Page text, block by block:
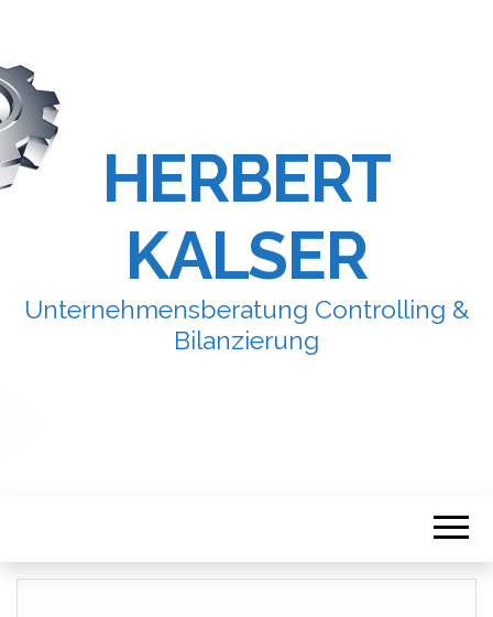
HERBERT
KALSER
Unternehmensberatung Controlling &
Bilanzierung